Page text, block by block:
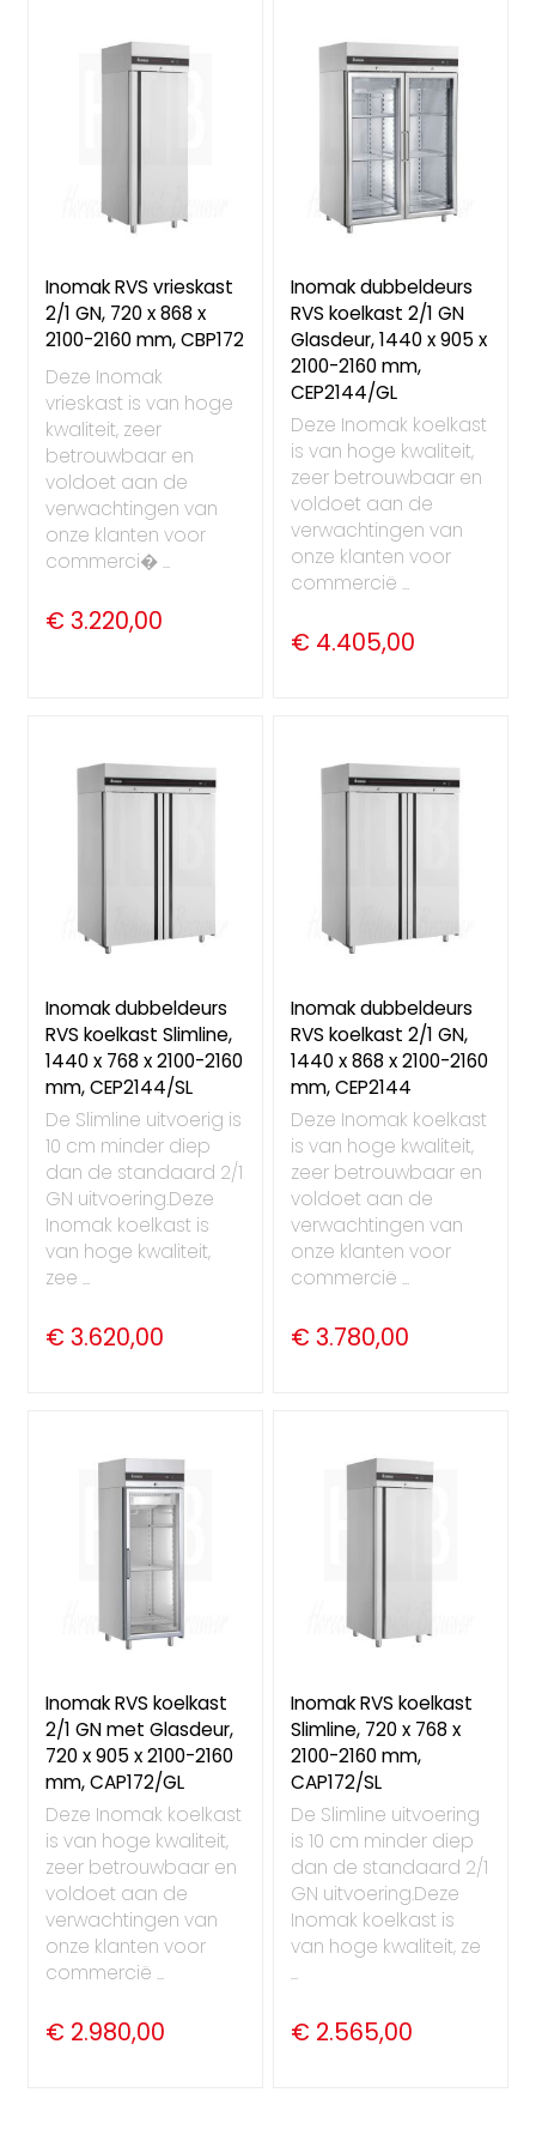
Inomak RVS vrieskast
2/1 GN, 720 x 868 x
2100-2160 mm, CBP172
Deze Inomak
vrieskast is van hoge
kwaliteit, zeer
betrouwbaar en
voldoet aan de
verwachtingen van
onze klanten voor
commerci� ...
€ 3.220,00
Inomak dubbeldeurs
RVS koelkast 2/1 GN
Glasdeur, 1440 x 905 x
2100-2160 mm,
CEP2144/GL
Deze Inomak koelkast
is van hoge kwaliteit,
zeer betrouwbaar en
voldoet aan de
verwachtingen van
onze klanten voor
commercië ...
€ 4.405,00
Inomak dubbeldeurs
RVS koelkast Slimline,
1440 x 768 x 2100-2160
mm, CEP2144/SL
De Slimline uitvoerig is
10 cm minder diep
dan de standaard 2/1
GN uitvoering.Deze
Inomak koelkast is
van hoge kwaliteit,
zee ...
€ 3.620,00
Inomak dubbeldeurs
RVS koelkast 2/1 GN,
1440 x 868 x 2100-2160
mm, CEP2144
Deze Inomak koelkast
is van hoge kwaliteit,
zeer betrouwbaar en
voldoet aan de
verwachtingen van
onze klanten voor
commercië ...
€ 3.780,00
Inomak RVS koelkast
2/1 GN met Glasdeur,
720 x 905 x 2100-2160
mm, CAP172/GL
Deze Inomak koelkast
is van hoge kwaliteit,
zeer betrouwbaar en
voldoet aan de
verwachtingen van
onze klanten voor
commercië ...
€ 2.980,00
Inomak RVS koelkast
Slimline, 720 x 768 x
2100-2160 mm,
CAP172/SL
De Slimline uitvoering
is 10 cm minder diep
dan de standaard 2/1
GN uitvoering.Deze
Inomak koelkast is
van hoge kwaliteit, ze
...
€ 2.565,00